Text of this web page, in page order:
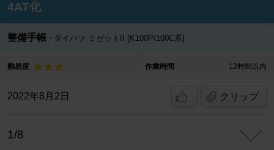
4AT化
整備手帳 ダイハツ ミゼットII [K100P/100C系]
難易度 作業時間 12時間以内
2022年8月2日 クリップ
1/8